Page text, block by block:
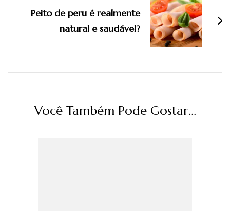
Peito de peru é realmente
natural e saudável?
Você Também Pode Gostar...